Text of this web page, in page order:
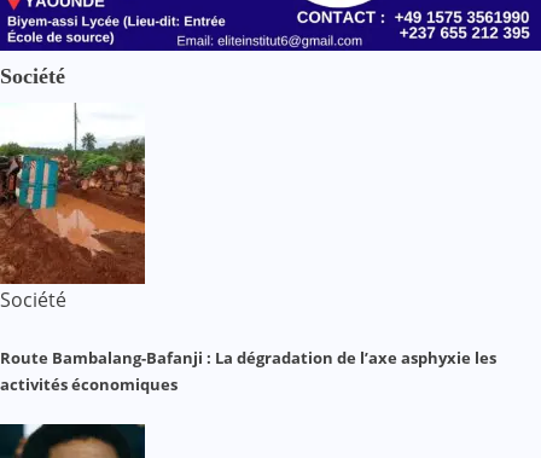
Société
Société
Route Bambalang-Bafanji : La dégradation de l’axe asphyxie les
activités économiques